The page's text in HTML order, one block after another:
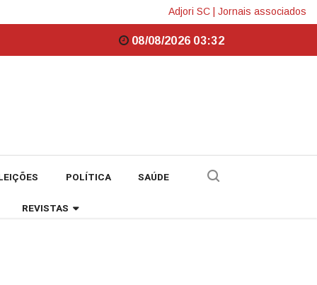
Adjori SC Jornais associados
08/08/2026 03:32
POLÍTICA SAÚDE
REVISTAS